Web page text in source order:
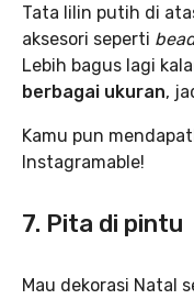
Tata lilin putih di
aksesori seperti
Lebih bagus lagi
berbagai ukuran,
Kamu pun
Instagramable!
7. Pita di pintu
Mau dekorasi Natal